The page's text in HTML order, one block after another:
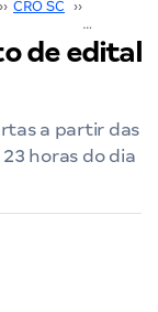
›› CRO SC ››
de edital
a partir das
horas do dia